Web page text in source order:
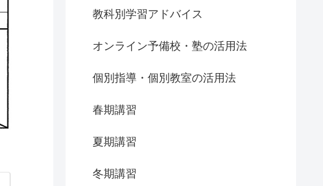
教科別学習アドバイス
オンライン予備校・塾の活用法
個別指導・個別教室の活用法
春期講習
夏期講習
冬期講習